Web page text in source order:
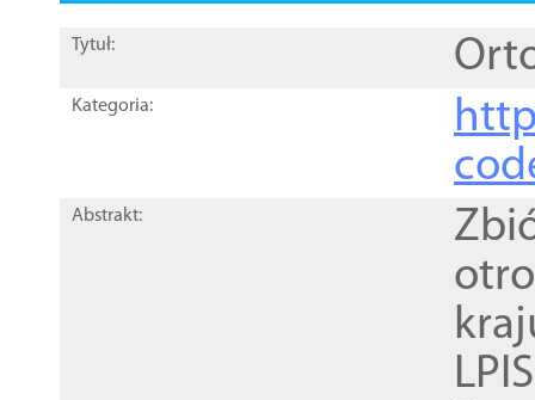
Tytuł:
Kategoria:
Abstrakt: